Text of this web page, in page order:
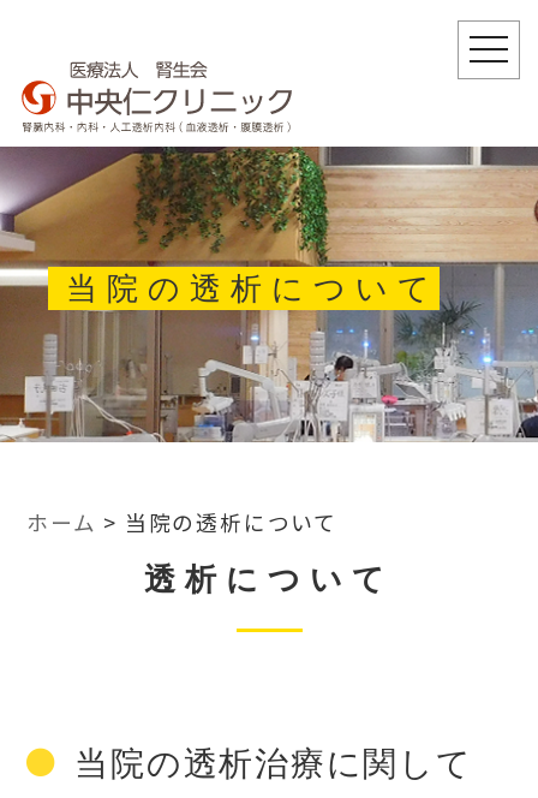
当院の透析について
ホーム > 当院の透析について
透析について
当院の透析治療に関して